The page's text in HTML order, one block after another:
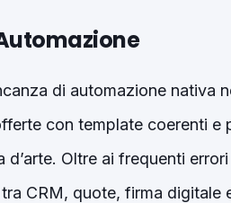
di automazione nativa
con template coerenti e
Oltre ai frequenti
CRM, quote, firma digitale